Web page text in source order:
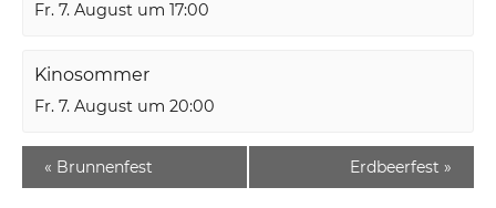
Fr. 7. August um 17:00
Kinosommer
Fr. 7. August um 20:00
« Brunnenfest Erdbeerfest »